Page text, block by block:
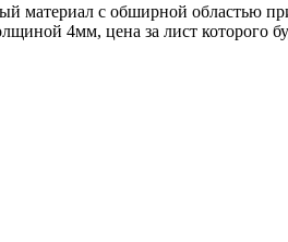
материал с обширной областью
4мм, цена за лист которого